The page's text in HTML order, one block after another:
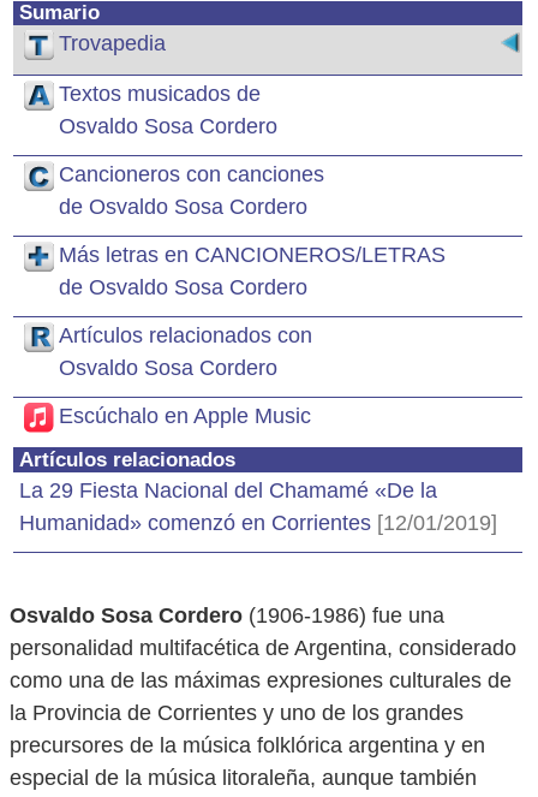
Sumario
Trovapedia
Textos musicados de
Osvaldo Sosa Cordero
Cancioneros con canciones
de Osvaldo Sosa Cordero
Más letras en CANCIONEROS/LETRAS
de Osvaldo Sosa Cordero
Artículos relacionados con
Osvaldo Sosa Cordero
Escúchalo en Apple Music
Artículos relacionados
La 29 Fiesta Nacional del Chamamé «De la
Humanidad» comenzó en Corrientes [12/01/2019]
Osvaldo Sosa Cordero (1906-1986) fue una
personalidad multifacética de Argentina, considerado
como una de las máximas expresiones culturales de
la Provincia de Corrientes y uno de los grandes
precursores de la música folklórica argentina y en
especial de la música litoraleña, aunque también